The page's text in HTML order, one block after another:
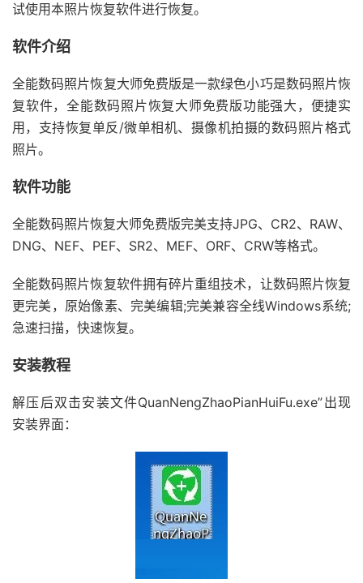
试使用本照片恢复软件进行恢复。
软件介绍
全能数码照片恢复大师免费版是一款绿色小巧是数码照片恢
复软件，全能数码照片恢复大师免费版功能强大，便捷实
用，支持恢复单反/微单相机、摄像机拍摄的数码照片格式
照片。
软件功能
全能数码照片恢复大师免费版完美支持JPG、CR2、RAW、
DNG、NEF、PEF、SR2、MEF、ORF、CRW等格式。
全能数码照片恢复软件拥有碎片重组技术，让数码照片恢复
更完美，原始像素、完美编辑;完美兼容全线Windows系统;
急速扫描，快速恢复。
安装教程
解压后双击安装文件QuanNengZhaoPianHuiFu.exe”出现
安装界面：